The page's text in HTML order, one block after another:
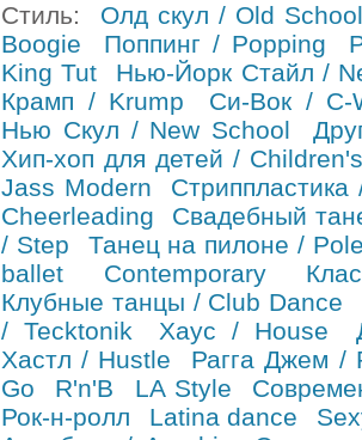
Стиль:
Олд скул / Old School
Boogie
Поппинг / Popping
King Tut
Нью-Йорк Стайл /
Крамп / Krump
Си-Вок / C-
Нью Скул / New School
Хип-хоп для детей /
Jass Modern
Cheerleading
Свадебный
/ Step
Танец на пилоне /
ballet
Contemporary
Клубные танцы / Club Dance
/ Tecktonik
Хаус / House
Хастл / Hustle
Рагга Джем /
Go
R'n'B LA Style
Рок-н-ролл
Latina dance